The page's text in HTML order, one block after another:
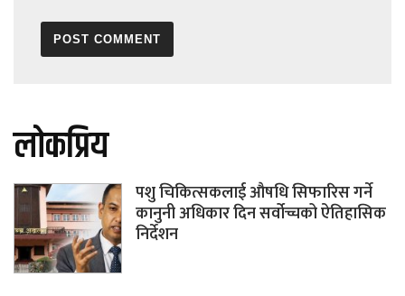
लोकप्रिय
पशु चिकित्सकलाई औषधि सिफारिस गर्ने
कानुनी अधिकार दिन सर्वोच्चको ऐतिहासिक
निर्देशन